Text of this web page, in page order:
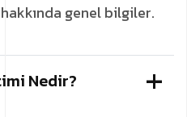
genel bilgiler.
Nedir?